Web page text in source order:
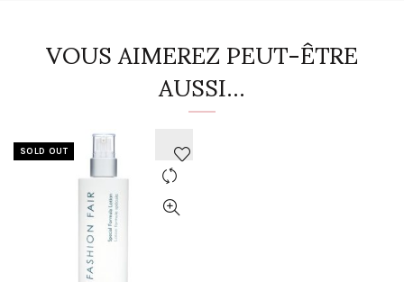
VOUS AIMEREZ PEUT-ÊTRE
AUSSI…
SOLD OUT